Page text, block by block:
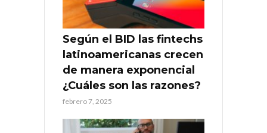
Según el BID las fintechs
latinoamericanas crecen
de manera exponencial
¿Cuáles son las razones?
febrero 7, 2025